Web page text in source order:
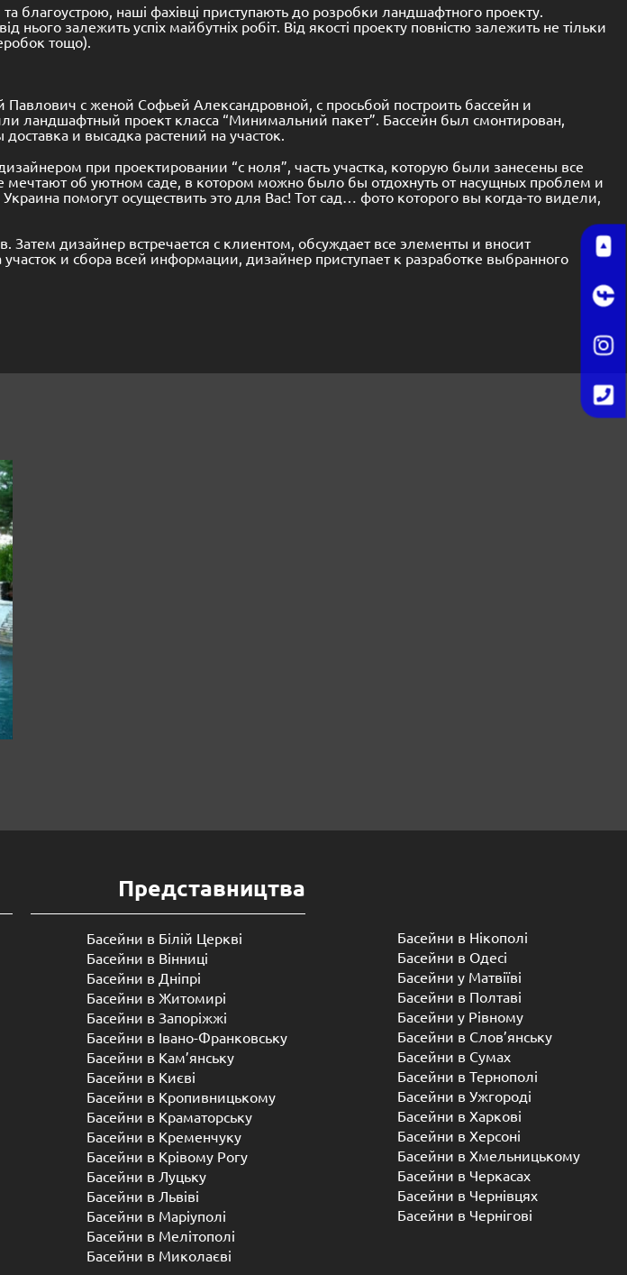
благоустрою, наші фахівці приступають до розробки ландшафтного проекту.
залежить успіх майбутніх робіт. Від якості проекту повністю залежить не тільки
тощо).
с женой Софьей Александровной, с просьбой построить бассейн и
ландшафтный проект класса “Минимальний пакет”. Бассейн был смонтирован,
и высадка растений на участок.
при проектировании “с ноля”, часть участка, которую были занесены все
об уютном саде, в котором можно было бы отдохнуть от насущных проблем и
помогут осуществить это для Вас! Тот сад… фото которого вы когда-то видели,
дизайнер встречается с клиентом, обсуждает все элементы и вносит
и сбора всей информации, дизайнер приступает к разработке выбранного
Представництва
Басейни в Білій Церкві
Басейни в Вінниці
Басейни в Дніпрі
Басейни в Житомирі
Басейни в Запоріжжі
Басейни в Івано-Франковську
Басейни в Кам’янську
Басейни в Києві
Басейни в Кропивницькому
Басейни в Краматорську
Басейни в Кременчуку
Басейни в Крівому Рогу
Басейни в Луцьку
Басейни в Львіві
Басейни в Маріуполі
Басейни в Мелітополі
Басейни в Миколаєві
Басейни в Нікополі
Басейни в Одесі
Басейни у Матвіїві
Басейни в Полтаві
Басейни у ​​Рівному
Басейни в Слов’янську
Басейни в Сумах
Басейни в Тернополі
Басейни в Ужгороді
Басейни в Харкові
Басейни в Херсоні
Басейни в Хмельницькому
Басейни в Черкасах
Басейни в Чернівцях
Басейни в Чернігові